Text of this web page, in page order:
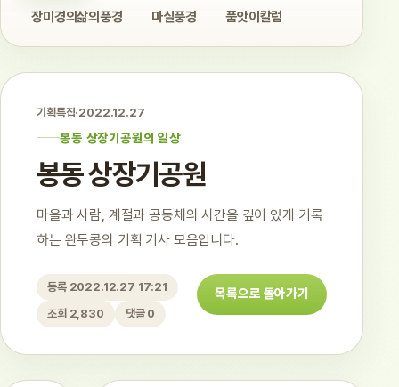
장미경의삶의풍경 마실풍경 품앗이칼럼
기획특집·2022.12.27
봉동 상장기공원의 일상
봉동 상장기공원
마을과 사람, 계절과 공동체의 시간을 깊이 있게 기록
하는 완두콩의 기획 기사 모음입니다.
등록 2022.12.27 17:21
조회 2,830
댓글 0
목록으로 돌아가기